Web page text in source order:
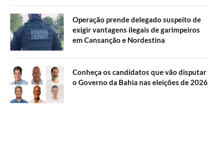
Operação prende delegado suspeito de
exigir vantagens ilegais de garimpeiros
em Cansanção e Nordestina
Conheça os candidatos que vão disputar
o Governo da Bahia nas eleições de 2026